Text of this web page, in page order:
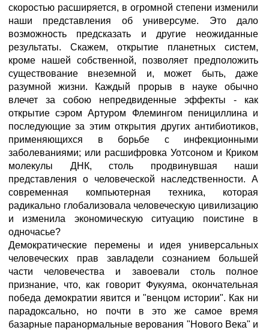
скоростью расширяется, в огромной степени изменили
наши представления об универсуме. Это дало
возможность предсказать и другие неожиданные
результаты. Скажем, открытие планетных систем,
кроме нашей собственной, позволяет предположить
существование внеземной и, может быть, даже
разумной жизни. Каждый прорыв в науке обычно
влечет за собою непредвиденные эффекты - как
открытие сэром Артуром Флемингом пенициллина и
последующие за этим открытия других антибиотиков,
применяющихся в борьбе с инфекционными
заболеваниями; или расшифровка Уотсоном и Криком
молекулы ДНК, столь продвинувшая наши
представления о человеческой наследственности. А
современная компьютерная техника, которая
радикально глобализовала человеческую цивилизацию
и изменила экономическую ситуацию поистине в
одночасье?
Демократические перемены и идея универсальных
человеческих прав завладели сознанием большей
части человечества и завоевали столь полное
признание, что, как говорит Фукуяма, окончательная
победа демократии явится и "венцом истории". Как ни
парадоксально, но почти в это же самое время
базарные паранормальные верования "Нового Века" и